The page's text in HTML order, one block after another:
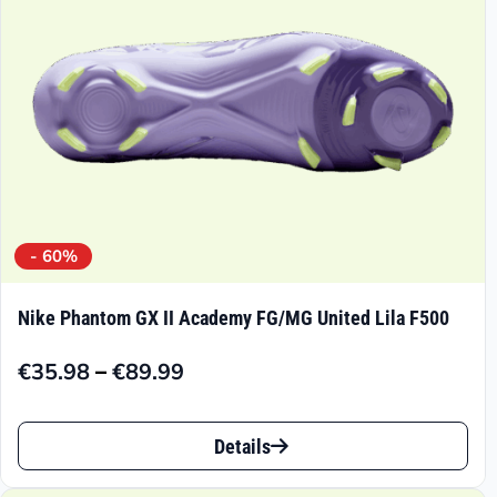
Produktseite
gewählt
werden
- 60%
Nike Phantom GX II Academy FG/MG United Lila F500
€35.98–€89.99
Preisspanne:
€35.98
€89.99
Dieses
Produkt
Details